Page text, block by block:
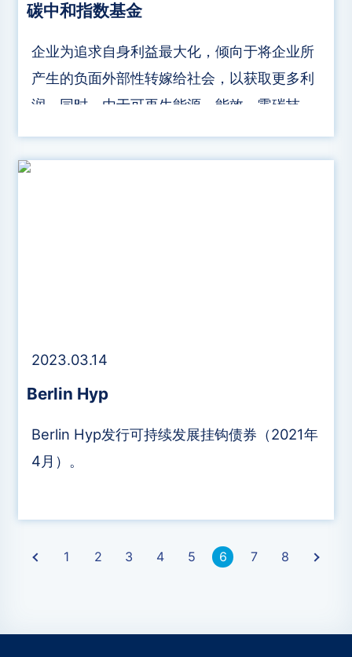
碳中和指数基金
企业为追求自身利益最大化，倾向于将企业所
产生的负面外部性转嫁给社会，以获取更多利
润。同时，由于可再生能源、能效、零碳技术
致企业自发性投资动机较弱。
2023.03.14
​Berlin Hyp
​Berlin Hyp发行可持续发展挂钩债券（2021年
4月）。
1 2 3 4 5 6 7 8